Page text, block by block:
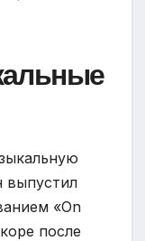
выпустил
«On
после